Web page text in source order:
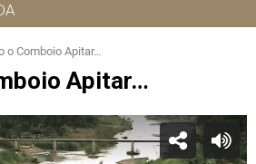
o Comboio Apitar…
Apitar…